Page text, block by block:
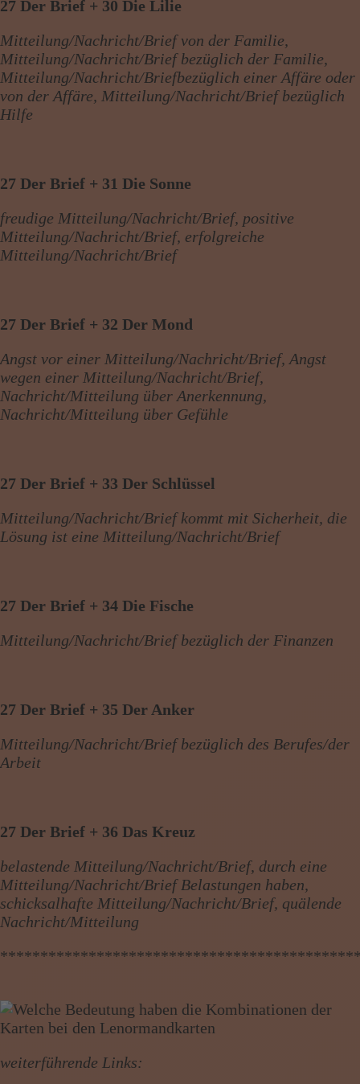
27 Der Brief + 30 Die Lilie
Mitteilung/Nachricht/Brief von der Familie,
Mitteilung/Nachricht/Brief bezüglich der Familie,
Mitteilung/Nachricht/Briefbezüglich einer Affäre oder
von der Affäre, Mitteilung/Nachricht/Brief bezüglich
Hilfe
27 Der Brief + 31 Die Sonne
freudige Mitteilung/Nachricht/Brief, positive
Mitteilung/Nachricht/Brief, erfolgreiche
Mitteilung/Nachricht/Brief
27 Der Brief + 32 Der Mond
Angst vor einer Mitteilung/Nachricht/Brief, Angst
wegen einer Mitteilung/Nachricht/Brief,
Nachricht/Mitteilung über Anerkennung,
Nachricht/Mitteilung über Gefühle
27 Der Brief + 33 Der Schlüssel
Mitteilung/Nachricht/Brief kommt mit Sicherheit, die
Lösung ist eine Mitteilung/Nachricht/Brief
27 Der Brief + 34 Die Fische
Mitteilung/Nachricht/Brief bezüglich der Finanzen
27 Der Brief + 35 Der Anker
Mitteilung/Nachricht/Brief bezüglich des Berufes/der
Arbeit
27 Der Brief + 36 Das Kreuz
belastende Mitteilung/Nachricht/Brief, durch eine
Mitteilung/Nachricht/Brief Belastungen haben,
schicksalhafte Mitteilung/Nachricht/Brief, quälende
Nachricht/Mitteilung
weiterführende Links: